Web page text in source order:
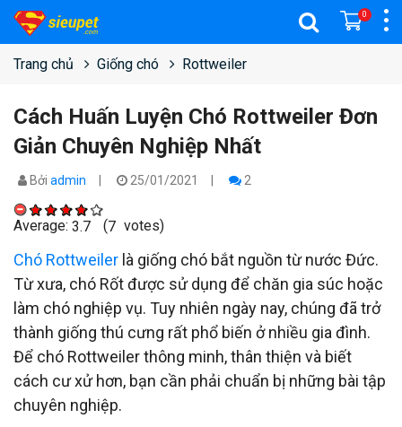
0
Trang chủ Giống chó Rottweiler
Cách Huấn Luyện Chó Rottweiler Đơn
Giản Chuyên Nghiệp Nhất
Bởi admin 25/01/2021 2
Average: 3.7 (7 votes)
Chó Rottweiler là giống chó bắt nguồn từ nước Đức.
Từ xưa, chó Rốt được sử dụng để chăn gia súc hoặc
làm chó nghiệp vụ. Tuy nhiên ngày nay, chúng đã trở
thành giống thú cưng rất phổ biến ở nhiều gia đình.
Để chó Rottweiler thông minh, thân thiện và biết
cách cư xử hơn, bạn cần phải chuẩn bị những bài tập
chuyên nghiệp.